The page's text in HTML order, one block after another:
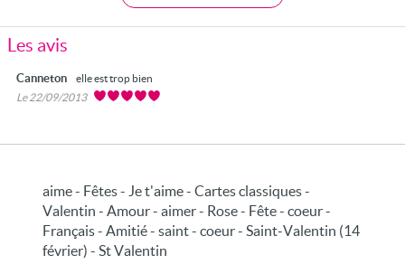
Les avis
Canneton
elle est trop bien
Le 22/09/2013
aime - Fêtes - Je t'aime - Cartes classiques -
Valentin - Amour - aimer - Rose - Fête - coeur -
Français - Amitié - saint - coeur - Saint-Valentin (14
février) - St Valentin